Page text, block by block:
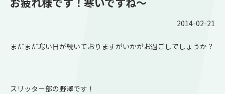
2014-02-21
まだまだ寒い日が続いておりますがいかがお過ごしでしょうか？
スリッター部の野澤です！